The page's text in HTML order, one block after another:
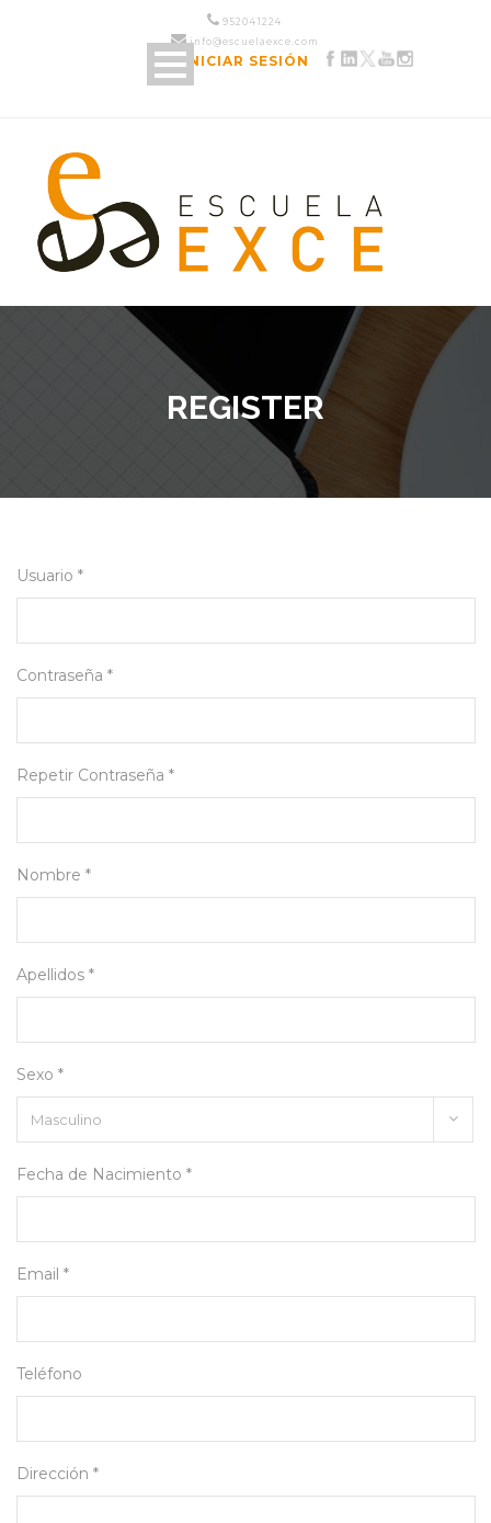
952 04 12 24
info@escuelaexce.com
INICIAR SESIÓN
REGISTER
Usuario *
Contraseña *
Repetir Contraseña *
Nombre *
Apellidos *
Sexo *
Fecha de Nacimiento *
Email *
Teléfono
Dirección *